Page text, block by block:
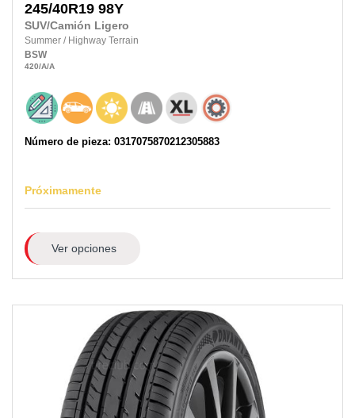
245/40R19 98Y
SUV/Camión Ligero
Summer / Highway Terrain
BSW
420/A/A
Número de pieza: 0317075870212305883
Próximamente
Ver opciones